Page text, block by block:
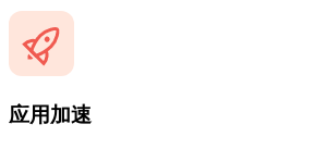
应用加速